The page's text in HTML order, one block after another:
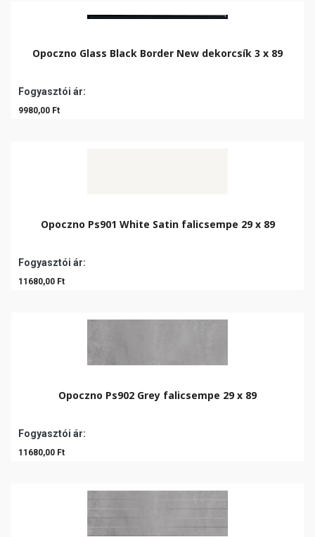
Opoczno Glass Black Border New dekorcsík 3 x 89
Fogyasztói ár:
9980,00 Ft
Opoczno Ps901 White Satin falicsempe 29 x 89
Fogyasztói ár:
11680,00 Ft
Opoczno Ps902 Grey falicsempe 29 x 89
Fogyasztói ár:
11680,00 Ft